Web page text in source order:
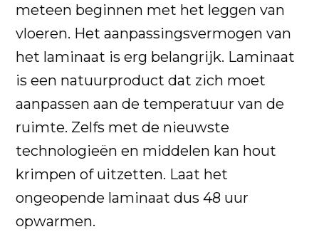
meteen beginnen met het leggen van
vloeren. Het aanpassingsvermogen van
het laminaat is erg belangrijk. Laminaat
is een natuurproduct dat zich moet
aanpassen aan de temperatuur van de
ruimte. Zelfs met de nieuwste
technologieën en middelen kan hout
krimpen of uitzetten. Laat het
ongeopende laminaat dus 48 uur
opwarmen.